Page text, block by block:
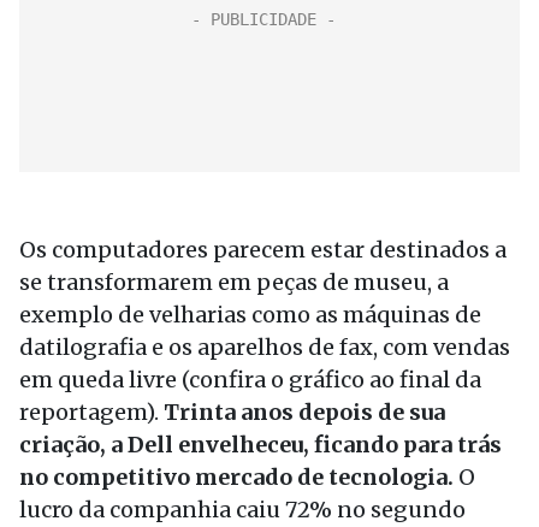
Os computadores parecem estar destinados a
se transformarem em peças de museu, a
exemplo de velharias como as máquinas de
datilografia e os aparelhos de fax, com vendas
em queda livre (confira o gráfico ao final da
reportagem). Trinta anos depois de sua
criação, a Dell envelheceu, ficando para trás
no competitivo mercado de tecnologia. O
lucro da companhia caiu 72% no segundo